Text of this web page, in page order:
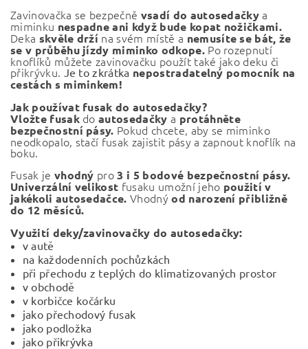
Zavinovačka se bezpečně vsadí do autosedačkya
miminku nespadne ani když bude kopat nožičkami.
Deka skvěle drží na svém místě a nemusíte se bát, že
se v průběhu jízdy miminko odkope.Po rozepnutí
knoflíků můžete zavinovačku použít také jako deku či
přikrývku. Je to zkrátka nepostradatelný pomocník na
cestách s miminkem!
Jak používat fusak do autosedačky?
Vložte fusakdoautosedačky a protáhněte
bezpečnostní pásy. Pokud chcete, aby se miminko
neodkopalo, stačí fusak zajistit pásy a zapnout knoflík na
boku.
Fusak je vhodný pro3 i 5 bodové bezpečnostní pásy.
Univerzální velikost fusaku umožní jeho použití v
jakékoli autosedačce. Vhodnýod narození přibližně
do 12 měsíců.
Využití deky/zavinovačky do autosedačky:
v autě
na každodenních pochůzkách
při přechodu z teplých do klimatizovaných prostor
v obchodě
v korbičce kočárku
jako přechodový fusak
jako podložka
jako přikrývka